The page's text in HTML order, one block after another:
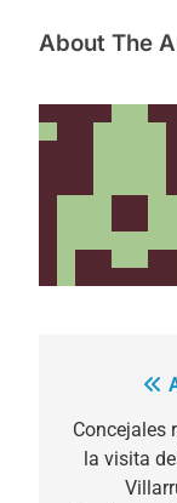
About The
de
entradas
Concejales
la visita